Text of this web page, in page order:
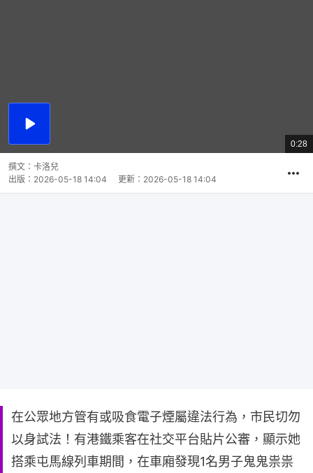
播
總
共
0:28
撰文： 卡洛兒
出版： 2026-05-18 14:04 更新： 2026-05-18 14:04
在公眾地方管有或吸食電子煙屬違法行為，市民切勿
以身試法！有港鐵乘客在社交平台貼片公審，顯示她
搭乘屯馬線列車期間，在車廂發現1名男子鬼鬼祟祟